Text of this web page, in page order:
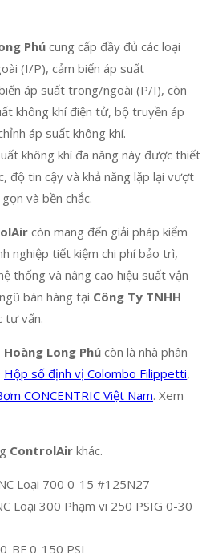
Phú cung cấp đầy đủ các loại
(I/P), cảm biến áp suất
áp suất trong/ngoài (P/I), còn
không khí điện tử, bộ truyền áp
áp suất không khí.
không khí đa năng này được thiết
độ tin cậy và khả năng lặp lại vượt
và bền chắc.
còn mang đến giải pháp kiểm
nghiệp tiết kiệm chi phí bảo trì,
thống và nâng cao hiệu suất vận
bán hàng tại Công Ty TNHH
tư vấn.
Long Phú còn là nhà phân
Hộp số định vị Colombo Filippetti,
CONCENTRIC Việt Nam. Xem
ControlAir khác.
Loại 700 0-15 #125N27
Loại 300 Phạm vi 250 PSIG 0-30
BF 0-150 PSI